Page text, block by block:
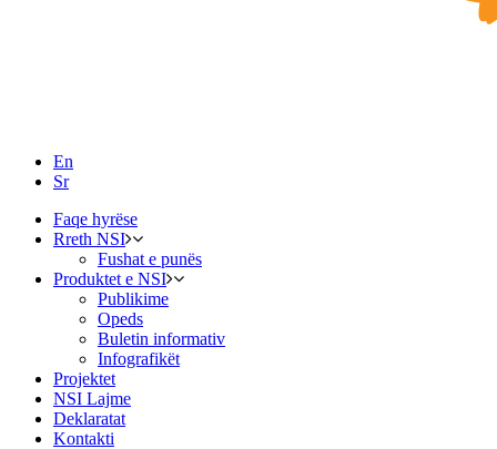
En
Sr
Faqe hyrëse
Rreth NSI
Fushat e punës
Produktet e NSI
Publikime
Opeds
Buletin informativ
Infografikët
Projektet
NSI Lajme
Deklaratat
Kontakti